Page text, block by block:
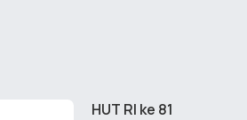
HUT RI ke 81